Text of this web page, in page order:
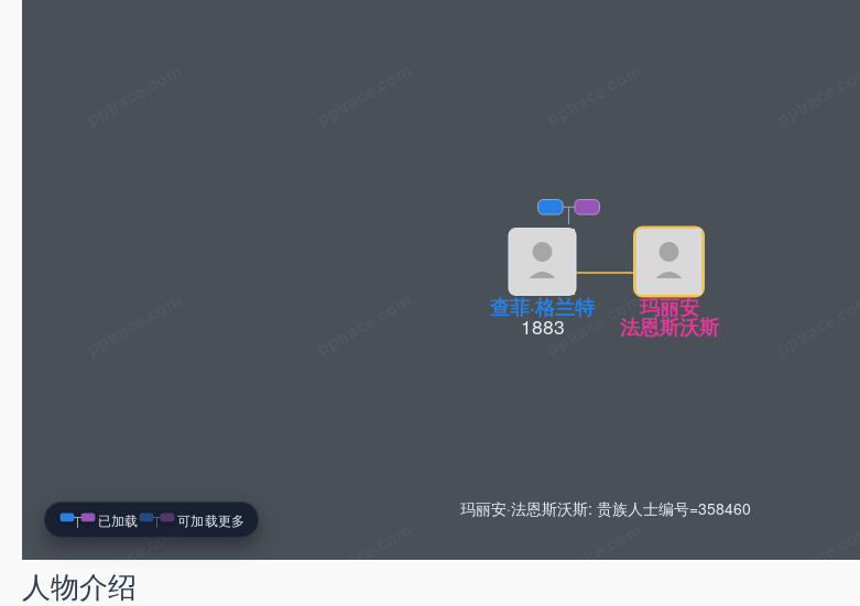
玛丽安
法恩斯沃斯
查菲·格兰特
1883
玛丽安·法恩斯沃斯: 贵族人士编号=358460
已加载 可加载更多
人物介绍